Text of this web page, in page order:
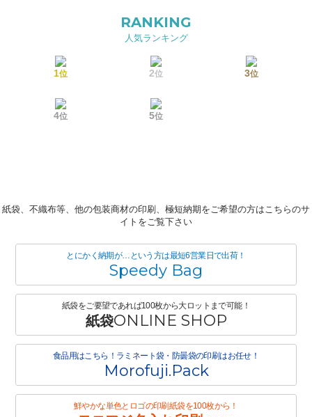
RANKING
人気ランキング
1位 2位 3位
4位 5位
紙袋、不織布等、他の包装商材の印刷、極短納期をご希望の方はこちらのサ
イトをご覧下さい
とにかく納期が…という方は最短6営業日で出荷！
Speedy Bag
紙袋をご要望であれば100枚から大ロットまで可能！
紙袋ONLINE SHOP
食品用はこちら！ラミネート袋・防曇袋の印刷はお任せ！
Morofuji.Pack
鮮やかな単色とロゴの印刷紙袋を100枚から！